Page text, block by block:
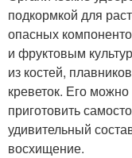
подкормкой для
опасных
и фруктовым
из костей,
креветок. Его
приготовить
удивительный
восхищение.